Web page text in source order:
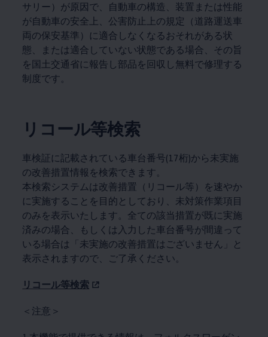
サリー）が原因で、自動車の構造、装置または性能
が自動車の安全上、公害防止上の規定（道路運送車
両の保安基準）に適合しなくなるおそれがある状
態、または適合していない状態である場合、その旨
を国土交通省に報告し部品を回収し無料で修理する
制度です。
リコール等検索
車検証に記載されている車台番号(17桁)から未実施
の改善措置情報を検索できます。
本検索システムは改善措置（リコール等）を速やか
に実施することを目的としており、未対策作業項目
のみを表示いたします。全ての該当措置が既に実施
済みの場合、もしくは入力した車台番号が間違って
いる場合は「未実施の改善措置はございません」と
表示されますので、ご了承ください。
リコール等検索
＜注意＞